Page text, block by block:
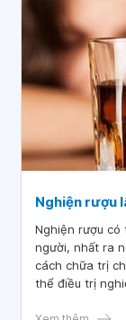
Nghiện rượu
Nghiện rượu có
người, nhất ra
cách chữa trị
thể điều trị